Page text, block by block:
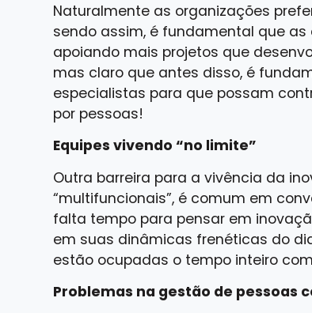
Naturalmente as organizações
sendo assim, é fundamental que
apoiando mais projetos que
mas claro que antes disso, é
especialistas para que possam
por pessoas!
Equipes vivendo “no limite”
Outra barreira para a vivência da
“multifuncionais”, é comum em
falta tempo para pensar em
em suas dinâmicas frenéticas do
estão ocupadas o tempo inteiro
Problemas na gestão de pessoas